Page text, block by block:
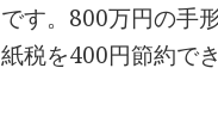
です。800万円の手
紙税を400円節約で